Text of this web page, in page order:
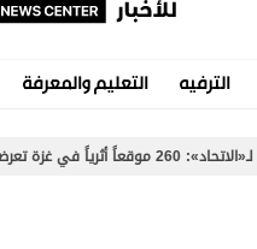
الترفيه التعليم والمعرفة